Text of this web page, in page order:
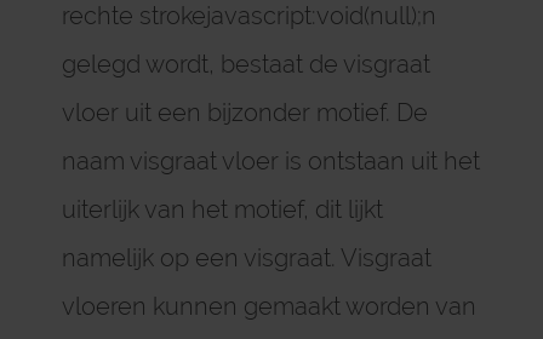
rechte strokejavascript:void(null);n
gelegd wordt, bestaat de visgraat
vloer uit een bijzonder motief. De
naam visgraat vloer is ontstaan uit het
uiterlijk van het motief, dit lijkt
namelijk op een visgraat. Visgraat
vloeren kunnen gemaakt worden van